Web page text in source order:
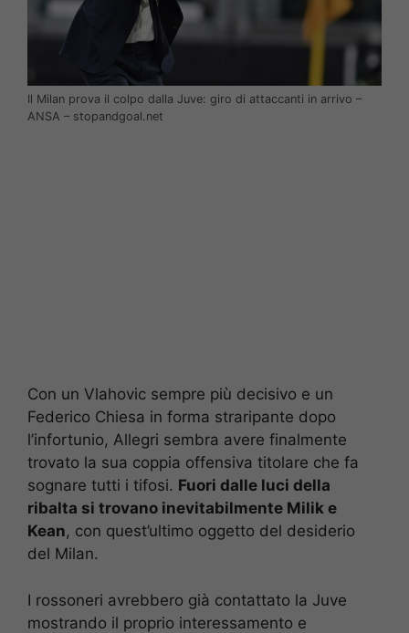
Il Milan prova il colpo dalla Juve: giro di attaccanti in arrivo –
ANSA – stopandgoal.net
Con un Vlahovic sempre più decisivo e un
Federico Chiesa in forma straripante dopo
l’infortunio, Allegri sembra avere finalmente
trovato la sua coppia offensiva titolare che fa
sognare tutti i tifosi. Fuori dalle luci della
ribalta si trovano inevitabilmente Milik e
Kean, con quest’ultimo oggetto del desiderio
del Milan.
I rossoneri avrebbero già contattato la Juve
mostrando il proprio interessamento e